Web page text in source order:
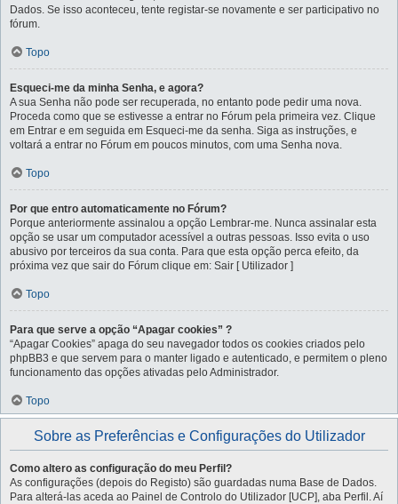
Dados. Se isso aconteceu, tente registar-se novamente e ser participativo no
fórum.
Topo
Esqueci-me da minha Senha, e agora?
A sua Senha não pode ser recuperada, no entanto pode pedir uma nova.
Proceda como que se estivesse a entrar no Fórum pela primeira vez. Clique
em Entrar e em seguida em Esqueci-me da senha. Siga as instruções, e
voltará a entrar no Fórum em poucos minutos, com uma Senha nova.
Topo
Por que entro automaticamente no Fórum?
Porque anteriormente assinalou a opção Lembrar-me. Nunca assinalar esta
opção se usar um computador acessível a outras pessoas. Isso evita o uso
abusivo por terceiros da sua conta. Para que esta opção perca efeito, da
próxima vez que sair do Fórum clique em: Sair [ Utilizador ]
Topo
Para que serve a opção “Apagar cookies” ?
“Apagar Cookies” apaga do seu navegador todos os cookies criados pelo
phpBB3 e que servem para o manter ligado e autenticado, e permitem o pleno
funcionamento das opções ativadas pelo Administrador.
Topo
Sobre as Preferências e Configurações do Utilizador
Como altero as configuração do meu Perfil?
As configurações (depois do Registo) são guardadas numa Base de Dados.
Para alterá-las aceda ao Painel de Controlo do Utilizador [UCP], aba Perfil. Aí